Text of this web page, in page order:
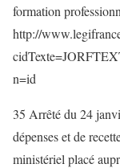
formation
http://
n=id
35 Arrêté du 24
dépenses et de
ministériel placé